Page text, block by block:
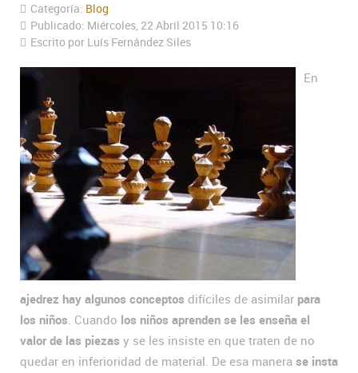
Categoría: Blog
Publicado: Miércoles, 22 Abril 2015 10:16
Escrito por Luís Fernández Siles
En
ajedrez hay algunos conceptos difíciles de asimilar para
los niños. Cuando los niños aprenden se les enseña el
valor de las piezas y se les insiste en que traten de no
quedar en inferioridad de material. De esa manera se insta